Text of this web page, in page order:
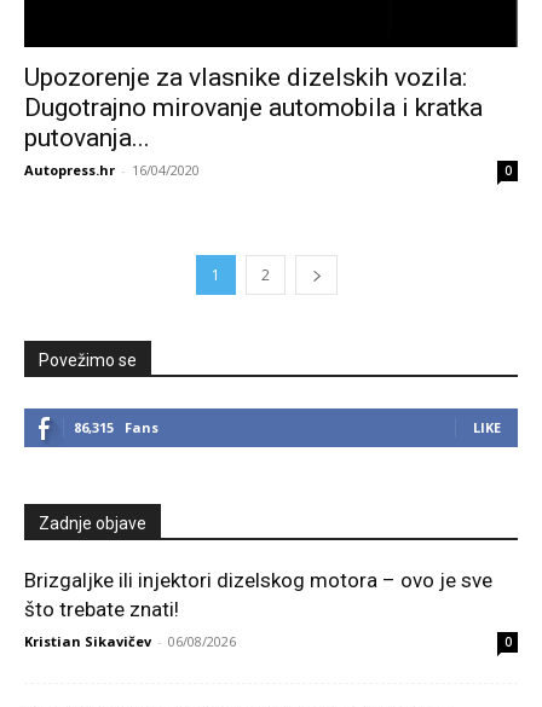
Upozorenje za vlasnike dizelskih vozila:
Dugotrajno mirovanje automobila i kratka
putovanja...
Autopress.hr - 16/04/2020 0
1 2
Povežimo se
86,315 Fans LIKE
Zadnje objave
Brizgaljke ili injektori dizelskog motora – ovo je sve
što trebate znati!
Kristian Sikavičev - 06/08/2026 0